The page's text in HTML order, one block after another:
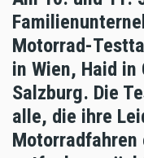
Motorrad-
in Wien, Haid
Salzburg. Die
alle, die ihre
Motorradfahren